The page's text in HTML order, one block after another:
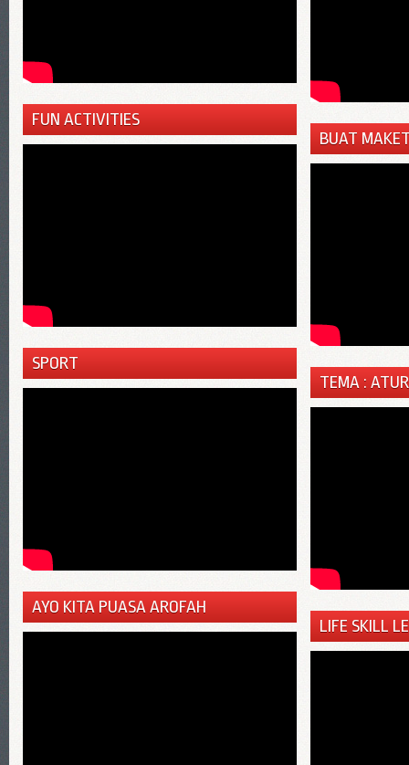
FUN ACTIVITIES
SPORT
AYO KITA PUASA AROFAH
BUAT
TEMA :
LIFE SKILL